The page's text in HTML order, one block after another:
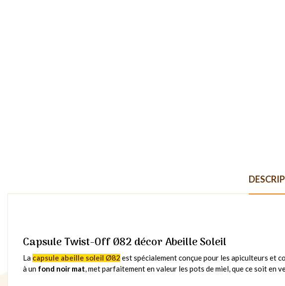
Capsule Twist-Off Ø82 décor Abeille Soleil
La capsule abeille soleil Ø82 est spécialement conçue pour les apiculteurs et
à un fond noir mat, met parfaitement en valeur les pots de miel, que ce soit en